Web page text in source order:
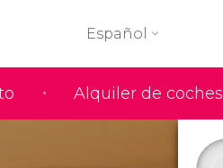
Alquiler de coches
Español